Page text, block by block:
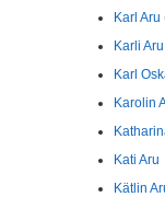
Karl
Karli
Karl
Karolin
Kati Aru
Kätlin